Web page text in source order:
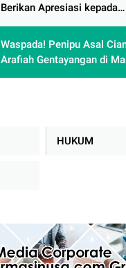
Berikan Apresiasi kepada
Terminal 3
Waspada! Penipu Asal
Arafiah Gentayangan di
Dua Square Jakarta
HUKUM